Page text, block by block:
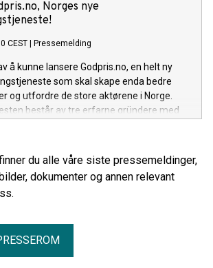
å betale for noen av årets julegaver.
Norges nye
CEST Pressemelding
å kunne lansere Godpris.no, en helt ny
som skal skape enda bedre
og utfordre de store aktørene i Norge.
består av tre erfarne gründere med
du alle våre siste pressemeldinger,
dokumenter og annen relevant